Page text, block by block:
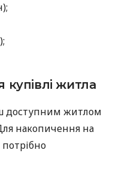
купівлі житла
доступним житлом
накопичення на